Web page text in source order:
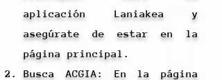
aplicación Laniakea y
asegúrate de estar en la
página principal.
Busca ACGIA: En la página